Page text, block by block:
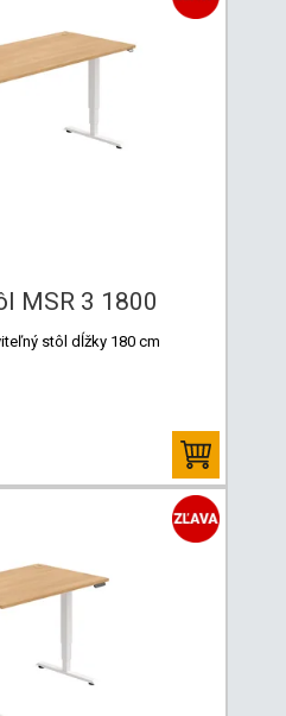
MSR 3 1800
stôl dĺžky 180 cm